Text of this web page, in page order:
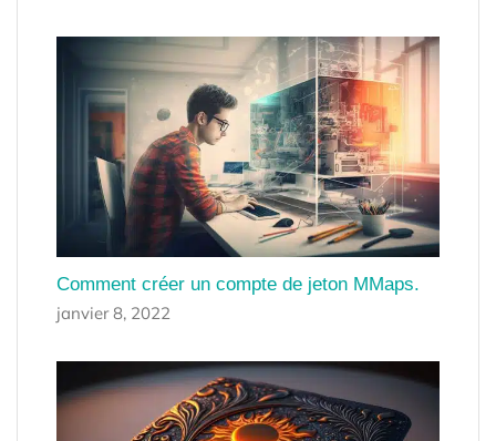
Comment créer un compte de jeton MMaps.
janvier 8, 2022